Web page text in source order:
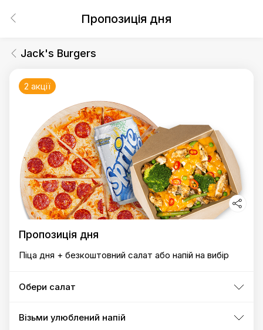
Пропозиція дня
Jack's Burgers
2 акції
Пропозиція дня
Піца дня + безкоштовний салат або напій на вибір
Обери салат
Візьми улюблений напій